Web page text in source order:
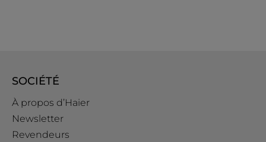
SOCIÉTÉ
À propos d’Haier
Newsletter
Revendeurs